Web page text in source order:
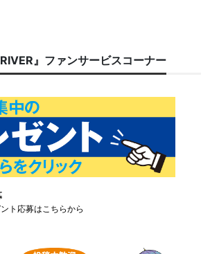
』ファンサービスコーナー
ト応募はこちらから